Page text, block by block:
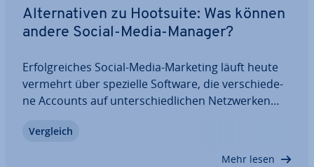
Al­ter­na­ti­ven zu Hootsuite: Was können
andere Social-Media-Manager?
Er­folg­rei­ches Social-Media-Marketing läuft heute
vermehrt über spezielle Software, die ver­schie­de­
ne Accounts auf un­ter­schied­li­chen Netz­wer­ken
etabliert. Der Plattform folgen aber viele kom­pe­
ten­te Kon­kur­renz­pro­duk­te, die eine echte…
Vergleich
Mehr lesen